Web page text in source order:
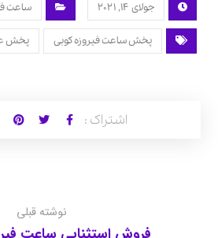
جولای 14, 2021 ساعت
پخش ساعت فیروزه کوبی پخش
نوشته قبلی